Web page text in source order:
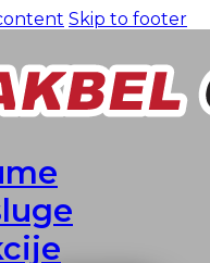
Skip to footer